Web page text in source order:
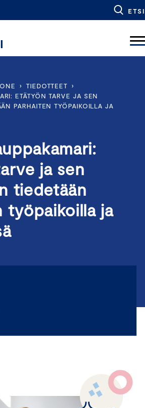
ETSI
› TIEDOTTEET
›
ETÄTYÖN TARVE JA SEN
PARHAITEN TYÖPAIKOILLA JA
ja sen
tiedetään
työpaikoilla ja